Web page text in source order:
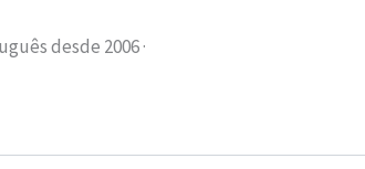
desde 2006 ·